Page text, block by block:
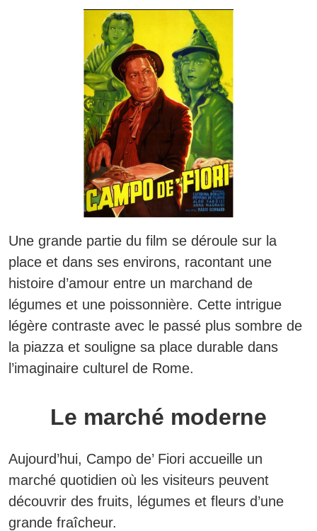
Une grande partie du film se déroule sur la
place et dans ses environs, racontant une
histoire d’amour entre un marchand de
légumes et une poissonnière. Cette intrigue
légère contraste avec le passé plus sombre de
la piazza et souligne sa place durable dans
l’imaginaire culturel de Rome.
Le marché moderne
Aujourd’hui, Campo de’ Fiori accueille un
marché quotidien où les visiteurs peuvent
découvrir des fruits, légumes et fleurs d’une
grande fraîcheur.